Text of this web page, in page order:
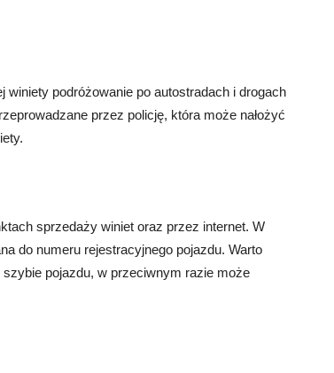
podróżowanie po autostradach i drogach
przez policję, która może nałożyć
sprzedaży winiet oraz przez internet. W
do numeru rejestracyjnego pojazdu. Warto
pojazdu, w przeciwnym razie może